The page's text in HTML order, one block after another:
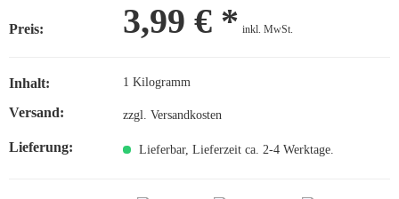
Preis: 3,99 € * inkl. MwSt.
Inhalt: 1 Kilogramm
Versand: zzgl. Versandkosten
Lieferung: Lieferbar, Lieferzeit ca. 2-4 Werktage.